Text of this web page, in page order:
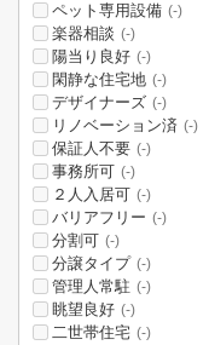
ペット専用設備 (-)
楽器相談 (-)
陽当り良好 (-)
閑静な住宅地 (-)
デザイナーズ (-)
リノベーション済 (-)
保証人不要 (-)
事務所可 (-)
２人入居可 (-)
バリアフリー (-)
分割可 (-)
分譲タイプ (-)
管理人常駐 (-)
眺望良好 (-)
二世帯住宅 (-)